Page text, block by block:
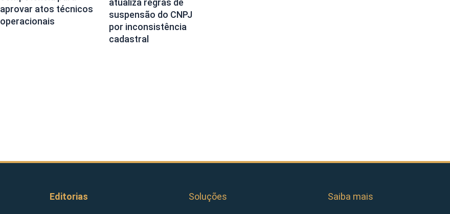
aprovar atos técnicos
operacionais
suspensão do CNPJ
por inconsistência
cadastral
Editorias Soluções Saiba mais